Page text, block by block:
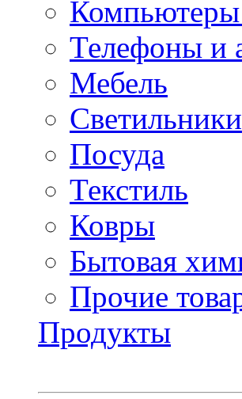
Компьютеры
Телефоны и
Мебель
Светильники
Посуда
Текстиль
Ковры
Бытовая
Прочие
Продукты